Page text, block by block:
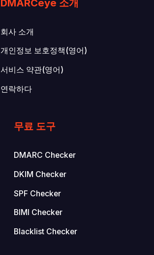
DMARCeye 소개
회사 소개
개인정보 보호정책(영어)
서비스 약관(영어)
연락하다
무료 도구
DMARC Checker
DKIM Checker
SPF Checker
BIMI Checker
Blacklist Checker